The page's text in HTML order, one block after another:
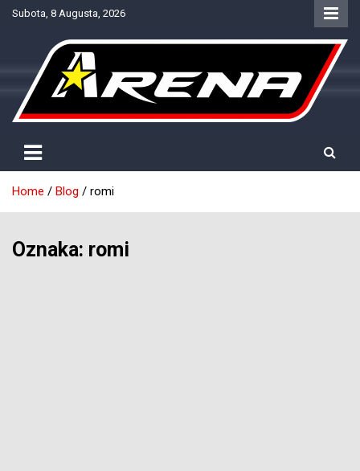
SkipSubota, 8 Augusta, 2026
NTV Arena
Home Blog romi
Oznaka: romi